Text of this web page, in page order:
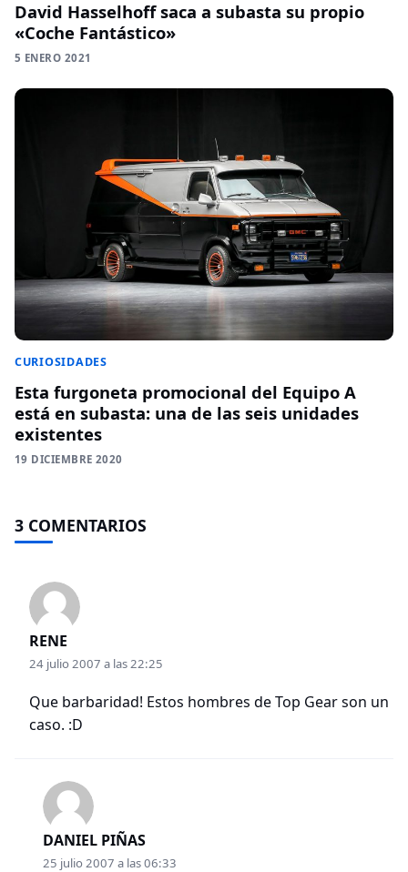
David Hasselhoff saca a subasta su propio
«Coche Fantástico»
5 ENERO 2021
CURIOSIDADES
Esta furgoneta promocional del Equipo A
está en subasta: una de las seis unidades
existentes
19 DICIEMBRE 2020
3 COMENTARIOS
RENE
24 julio 2007 a las 22:25
Que barbaridad! Estos hombres de Top Gear son un
caso. :D
DANIEL PIÑAS
25 julio 2007 a las 06:33